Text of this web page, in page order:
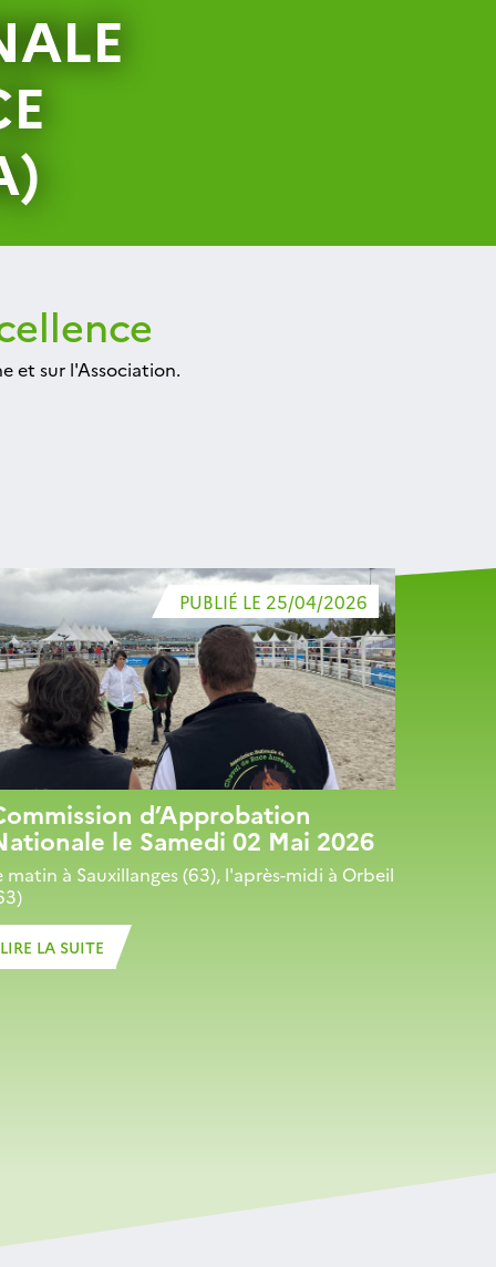
et sur l'Association.
PUBLIÉ LE 25/04/2026
d’Approbation
le Samedi 02 Mai 2026
matin à Sauxillanges (63), l'après-midi à Orbeil
LIRE LA SUITE